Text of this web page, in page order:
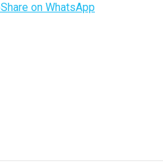
Share on WhatsApp